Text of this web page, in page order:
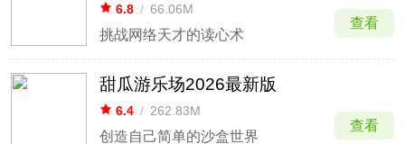
6.8 / 66.06M
挑战网络天才的读心术
查看
甜瓜游乐场2026最新版
6.4 / 262.83M
创造自己简单的沙盒世界
查看